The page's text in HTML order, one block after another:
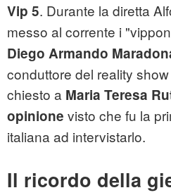
Vip 5. Durante la diretta
messo al corrente i
Diego Armando
conduttore del reality
chiesto a Maria Teresa
opinione visto che fu la
italiana ad intervistarlo.
Il ricordo della